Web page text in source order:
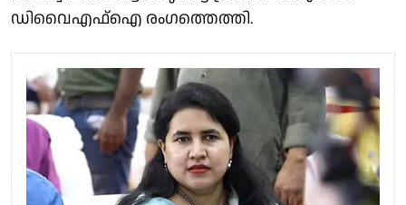
ഡിവൈഎഫ്ഐ രംഗത്തെത്തി.